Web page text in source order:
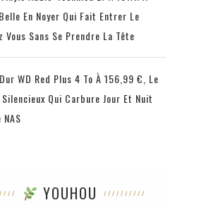
En Noyer Qui Fait Entrer Le
Vous Sans Se Prendre La Tête
WD Red Plus 4 To À 156,99 €, Le
Qui Carbure Jour Et Nuit
YOUHOU